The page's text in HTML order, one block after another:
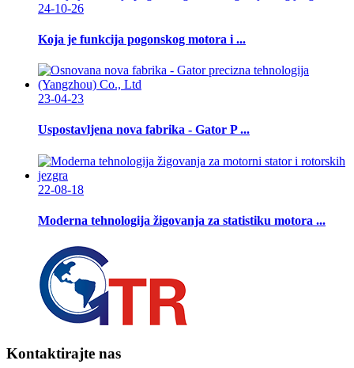
24-10-26
Koja je funkcija pogonskog motora i ...
23-04-23
Uspostavljena nova fabrika - Gator P ...
22-08-18
Moderna tehnologija žigovanja za statistiku motora ...
Kontaktirajte nas